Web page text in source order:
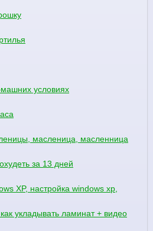
условиях
масленица, масленница
за 13 дней
XP, настройка windows xp,
укладывать ламинат + видео